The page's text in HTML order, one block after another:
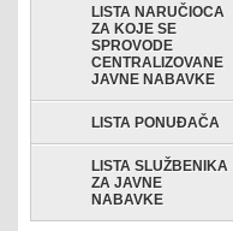
LISTA NARUČIOCA
ZA KOJE SE
SPROVODE
CENTRALIZOVANE
JAVNE NABAVKE
LISTA PONUĐAČA
LISTA SLUŽBENIKA
ZA JAVNE
NABAVKE